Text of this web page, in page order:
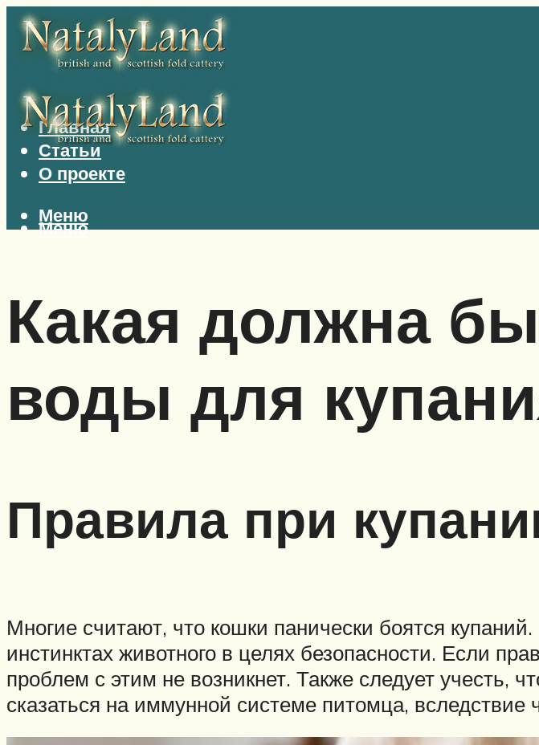
Главная
Статьи
О проекте
Меню
Меню
Какая должна
воды для
Правила при
Многие считают, что кошки панически боятся
инстинктах животного в целях безопасности. Если
проблем с этим не возникнет. Также следует учесть,
сказаться на иммунной системе питомца, вследствие